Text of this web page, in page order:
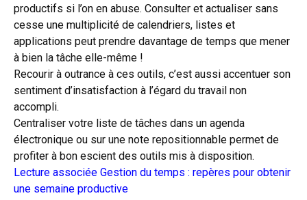
productifs si l’on en abuse. Consulter et actualiser sans
cesse une multiplicité de calendriers, listes et
applications peut prendre davantage de temps que mener
à bien la tâche elle-même !
Recourir à outrance à ces outils, c’est aussi accentuer son
sentiment d’insatisfaction à l’égard du travail non
accompli.
Centraliser votre liste de tâches dans un agenda
électronique ou sur une note repositionnable permet de
profiter à bon escient des outils mis à disposition.
Lecture associée Gestion du temps : repères pour obtenir
une semaine productive